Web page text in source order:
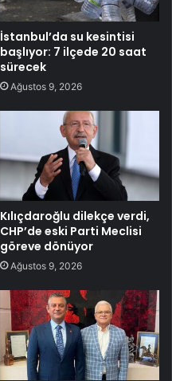
İstanbul’da su kesintisi
başlıyor: 7 ilçede 20 saat
sürecek
Ağustos 9, 2026
Kılıçdaroğlu dilekçe verdi,
CHP’de eski Parti Meclisi
göreve dönüyor
Ağustos 9, 2026